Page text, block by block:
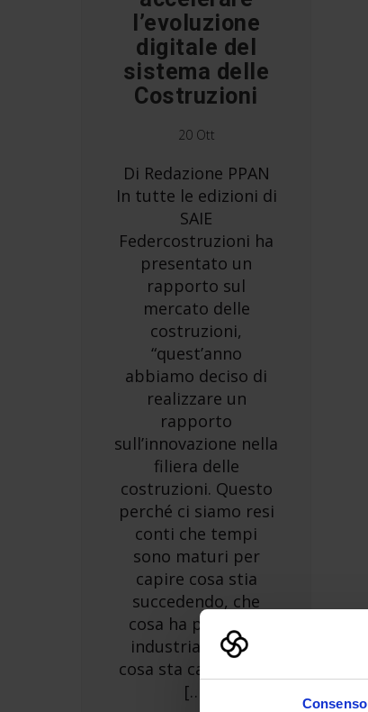
Consenso
l’evoluzione
digitale del
sistema delle
Costruzioni
20 Ott
Di Redazione PPAN
In tutte le edizioni di
SAIE
Federcostruzioni ha
presentato un
rapporto sul
mercato delle
costruzioni,
“quest’anno
abbiamo deciso di
realizzare un
rapporto
sull’innovazione nella
filiera delle
costruzioni. Questo
perché ci siamo resi
conti che tempi
sono maturi per
capire cosa stia
succedendo, che
cosa ha prodotto
industria 4.0, che
cosa sta cambiando
[…]